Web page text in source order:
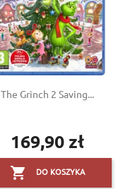
The Grinch 2 Saving...
Cena
169,90 zł
 DO KOSZYKA